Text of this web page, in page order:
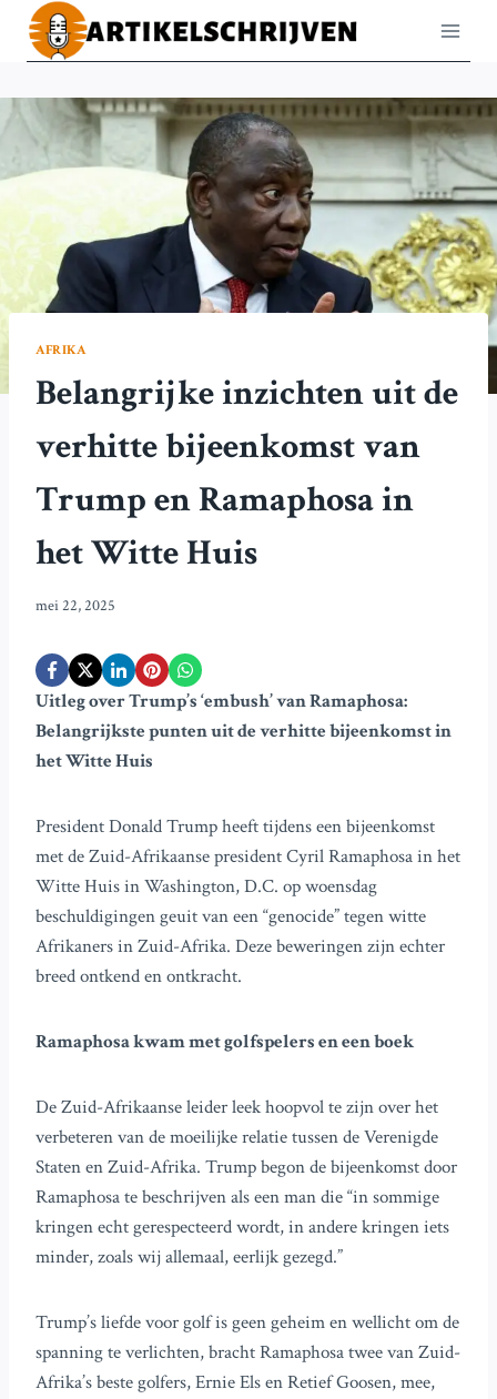
Doorgaan
naar
AFRIKA
Belangrijke inzichten uit de
verhitte bijeenkomst van
Trump en Ramaphosa in
het Witte Huis
mei 22, 2025
Uitleg over Trump’s ‘embush’ van Ramaphosa:
Belangrijkste punten uit de verhitte bijeenkomst in
het Witte Huis
President Donald Trump heeft tijdens een bijeenkomst
met de Zuid-Afrikaanse president Cyril Ramaphosa in het
Witte Huis in Washington, D.C. op woensdag
beschuldigingen geuit van een “genocide” tegen witte
Afrikaners in Zuid-Afrika. Deze beweringen zijn echter
breed ontkend en ontkracht.
Ramaphosa kwam met golfspelers en een boek
De Zuid-Afrikaanse leider leek hoopvol te zijn over het
verbeteren van de moeilijke relatie tussen de Verenigde
Staten en Zuid-Afrika. Trump begon de bijeenkomst door
Ramaphosa te beschrijven als een man die “in sommige
kringen echt gerespecteerd wordt, in andere kringen iets
minder, zoals wij allemaal, eerlijk gezegd.”
Trump’s liefde voor golf is geen geheim en wellicht om de
spanning te verlichten, bracht Ramaphosa twee van Zuid-
Afrika’s beste golfers, Ernie Els en Retief Goosen, mee,